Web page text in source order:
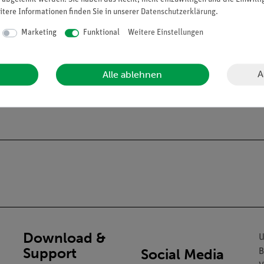
kein Halter mitgeliefert wird. Der passende Halter für
Download &
Support
Social Media
Informationen finden Sie in unserer Daten­schutz­erklärung.
Marketing Funktional Weitere Einstellungen
Alle ablehnen